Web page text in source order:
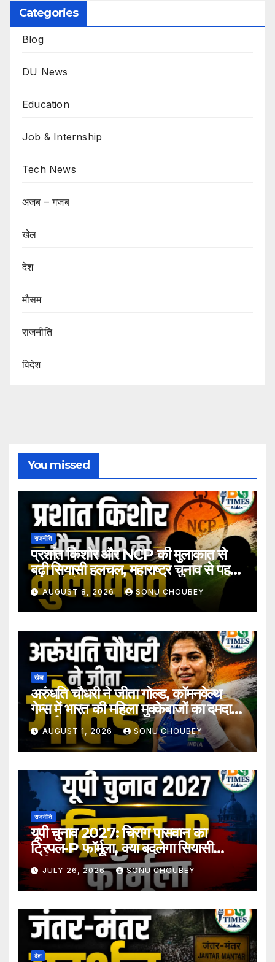
Categories
Blog
DU News
Education
Job & Internship
Tech News
अजब – गजब
खेल
देश
मौसम
राजनीति
विदेश
You missed
राजनीति
प्रशांत किशोर और NCP की मुलाकात से
बढ़ी सियासी हलचल, महाराष्ट्र चुनाव से पहले
अटकलें तेज
AUGUST 8, 2026 SONU CHOUBEY
खेल
अरुंधति चौधरी ने जीता गोल्ड, कॉमनवेल्थ
गेम्स में भारत की महिला मुक्केबाजों का दमदार
प्रदर्शन
AUGUST 1, 2026 SONU CHOUBEY
राजनीति
यूपी चुनाव 2027: चिराग पासवान का
ट्रिपल-P फॉर्मूला, क्या बदलेगा सियासी
समीकरण?
JULY 26, 2026 SONU CHOUBEY
देश